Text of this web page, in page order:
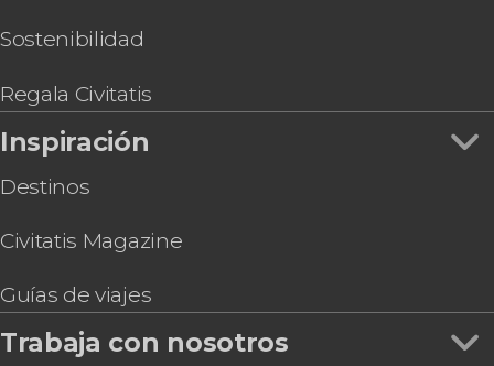
Sostenibilidad
Regala Civitatis
Inspiración
Destinos
Civitatis Magazine
Guías de viajes
Trabaja con nosotros